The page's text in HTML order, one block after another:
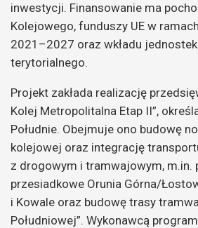
inwestycji. Finansowanie ma
Kolejowego, funduszy UE w
2021–2027 oraz wkładu
terytorialnego.
Projekt zakłada realizację
Kolej Metropolitalna Etap II”,
Południe. Obejmuje ono budowę
kolejowej oraz integrację
z drogowym i tramwajowym, m.in.
przesiadkowe Orunia Górna/
i Kowale oraz budowę trasy
Południowej”. Wykonawcą